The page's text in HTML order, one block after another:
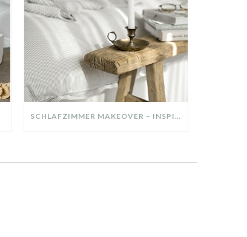
SCHLAFZIMMER MAKEOVER – INSPIRATION FÜR DEIN SCHLAFZIMMER: AUS ALT MACH NEU – HELL, GEMÜTLICH UND EINLADEND